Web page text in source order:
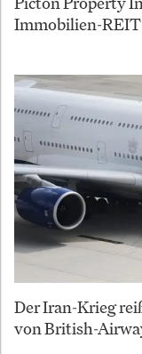
Immobilien-
Der Iran-Krieg
von British-